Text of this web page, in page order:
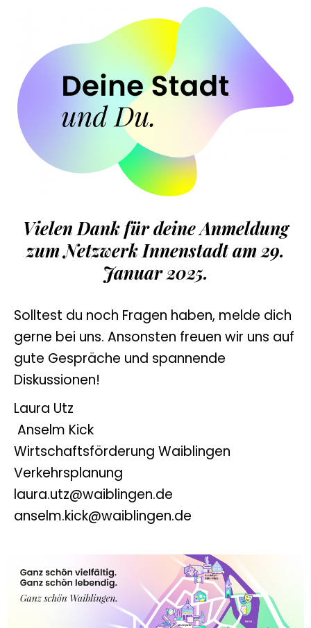
springen
Vielen Dank für deine Anmeldung
zum Netzwerk Innenstadt am 29.
Januar 2025.
Solltest du noch Fragen haben, melde dich
gerne bei uns. Ansonsten freuen wir uns auf
gute Gespräche und spannende
Diskussionen!
Laura Utz
Anselm Kick
Wirtschaftsförderung Waiblingen
Verkehrsplanung
laura.utz@waiblingen.de
anselm.kick@waiblingen.de